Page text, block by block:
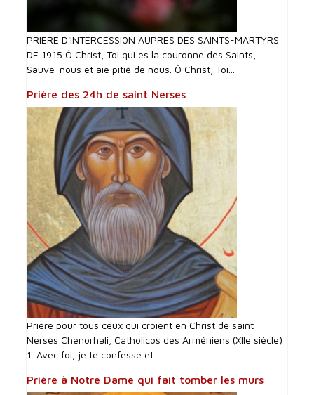
PRIERE D'INTERCESSI0N AUPRES DES SAINTS-MARTYRS
DE 1915 Ô Christ, Toi qui es la couronne des Saints,
Sauve-nous et aie pitié de nous. Ô Christ, Toi...
Prière des 24h de saint Nerses
Prière pour tous ceux qui croient en Christ de saint
Nersès Chenorhali, Catholicos des Arméniens (XIIe siècle)
1. Avec foi, je te confesse et...
Prière à Notre Dame qui fait tomber les murs